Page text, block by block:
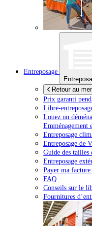
Entreposage
Retour au
Prix garanti
Libre-
Louez un
Emménagement
Entreposage
Entreposage de
Guide des tailles
Entreposage
Payer ma facture
FAQ
Conseils sur le
Fournitures